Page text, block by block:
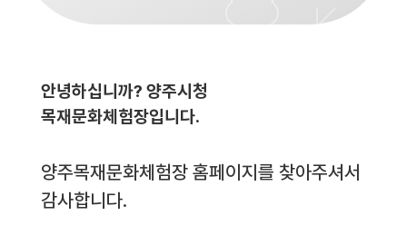
안녕하십니까? 양주시청
목재문화체험장입니다.
양주목재문화체험장 홈페이지를 찾아주셔서
감사합니다.